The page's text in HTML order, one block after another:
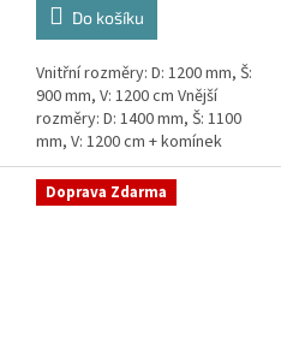
Do košíku
Vnitřní rozměry: D: 1200 mm, Š:
900 mm, V: 1200 cm Vnější
rozměry: D: 1400 mm, Š: 1100
mm, V: 1200 cm + komínek
Šachta na vrt k obetonování -
vhodná pod parkovací...
Doprava Zdarma